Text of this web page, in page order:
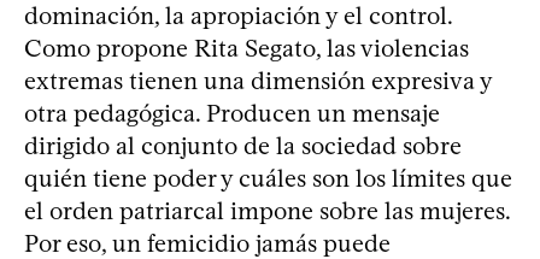
dominación, la apropiación y el control.
Como propone Rita Segato, las violencias
extremas tienen una dimensión expresiva y
otra pedagógica. Producen un mensaje
dirigido al conjunto de la sociedad sobre
quién tiene poder y cuáles son los límites que
el orden patriarcal impone sobre las mujeres.
Por eso, un femicidio jamás puede